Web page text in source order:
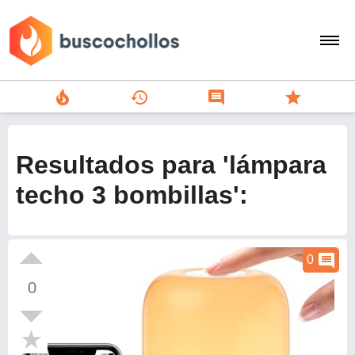
search
add
local_fire_department history comment star
Resultados para 'lámpara
techo 3 bombillas':
0
0 comment